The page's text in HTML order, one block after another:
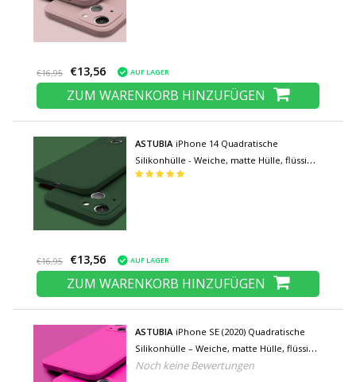
€16,95 €13,56 AUF LAGER
ZUM WARENKORB HINZUFÜGEN
ASTUBIA iPhone 14 Quadratische
Silikonhülle - Weiche, matte Hülle, flüssige
Hülle, grün
€16,95 €13,56 AUF LAGER
ZUM WARENKORB HINZUFÜGEN
ASTUBIA iPhone SE (2020) Quadratische
Silikonhülle – Weiche, matte Hülle, flüssige
Hülle, Pink
Noch keine Bewertungen